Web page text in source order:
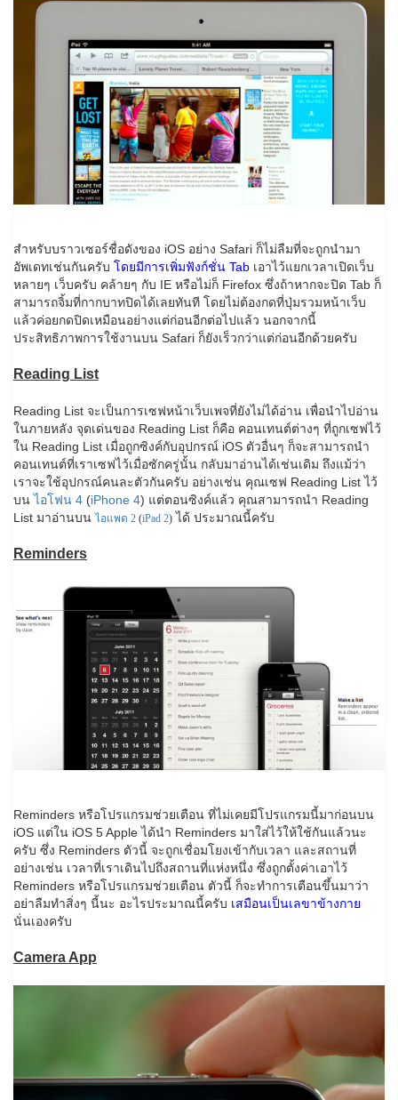
สำหรับบราวเซอร์ชื่อดังของ iOS อย่าง Safari ก็ไม่ลืมที่จะถูกนำมา
อัพเดทเช่นกันครับ โดยมีการเพิ่มฟังก์ชั่น Tab เอาไว้แยกเวลาเปิดเว็บ
หลายๆ เว็บครับ คล้ายๆ กับ IE หรือไม่ก็ Firefox ซึ่งถ้าหากจะปิด Tab ก็
สามารถจิ้มที่กากบาทปิดได้เลยทันที โดยไม่ต้องกดที่ปุ่มรวมหน้าเว็บ
แล้วค่อยกดปิดเหมือนอย่างแต่ก่อนอีกต่อไปแล้ว นอกจากนี้
ประสิทธิภาพการใช้งานบน Safari ก็ยังเร็วกว่าแต่ก่อนอีกด้วยครับ
Reading List
Reading List จะเป็นการเซฟหน้าเว็บเพจที่ยังไม่ได้อ่าน เพื่อนำไปอ่าน
ในภายหลัง จุดเด่นของ Reading List ก็คือ คอนเทนต์ต่างๆ ที่ถูกเซฟไว้
ใน Reading List เมื่อถูกซิงค์กับอุปกรณ์ iOS ตัวอื่นๆ ก็จะสามารถนำ
คอนเทนต์ที่เราเซฟไว้เมื่อซักครู่นั้น กลับมาอ่านได้เช่นเดิม ถึงแม้ว่า
เราจะใช้อุปกรณ์คนละตัวกันครับ อย่างเช่น คุณเซฟ Reading List ไว้
บนไอโฟน 4 (iPhone 4) แต่ตอนซิงค์แล้ว คุณสามารถนำ Reading
List มาอ่านบนไอแพด 2 (iPad 2) ได้ ประมาณนี้ครับ
Reminders
Reminders หรือโปรแกรมช่วยเตือน ที่ไม่เคยมีโปรแกรมนี้มาก่อนบน
iOS แต่ใน iOS 5 Apple ได้นำ Reminders มาใส่ไว้ให้ใช้กันแล้วนะ
ครับ ซึ่ง Reminders ตัวนี้ จะถูกเชื่อมโยงเข้ากับเวลา และสถานที่
อย่างเช่น เวลาที่เราเดินไปถึงสถานที่แห่งหนึ่ง ซึ่งถูกตั้งค่าเอาไว้
Reminders หรือโปรแกรมช่วยเตือน ตัวนี้ ก็จะทำการเตือนขึ้นมาว่า
อย่าลืมทำสิ่งๆ นี้นะ อะไรประมาณนี้ครับ เสมือนเป็นเลขาข้างกาย
นั่นเองครับ
Camera App